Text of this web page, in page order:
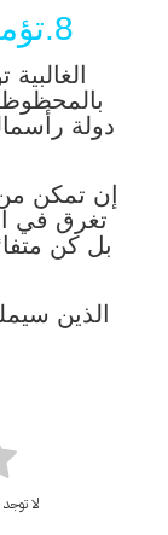
8.تؤمن بأنك لن تصبح ثرياً
دولة
إن تمكن
تغرق في
بل كن
الذين
لا